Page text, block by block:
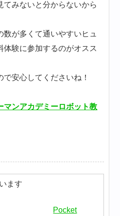
てみないと分からないから
が多くて通いやすいヒュ
体験に参加するのがオスス
安心してくださいね！
ンアカデミーロボット教
ます
Pocket